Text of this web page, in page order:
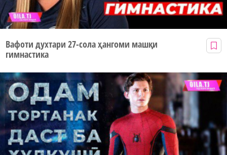
Вафоти духтари 27-сола ҳангоми машқи
гимнастика